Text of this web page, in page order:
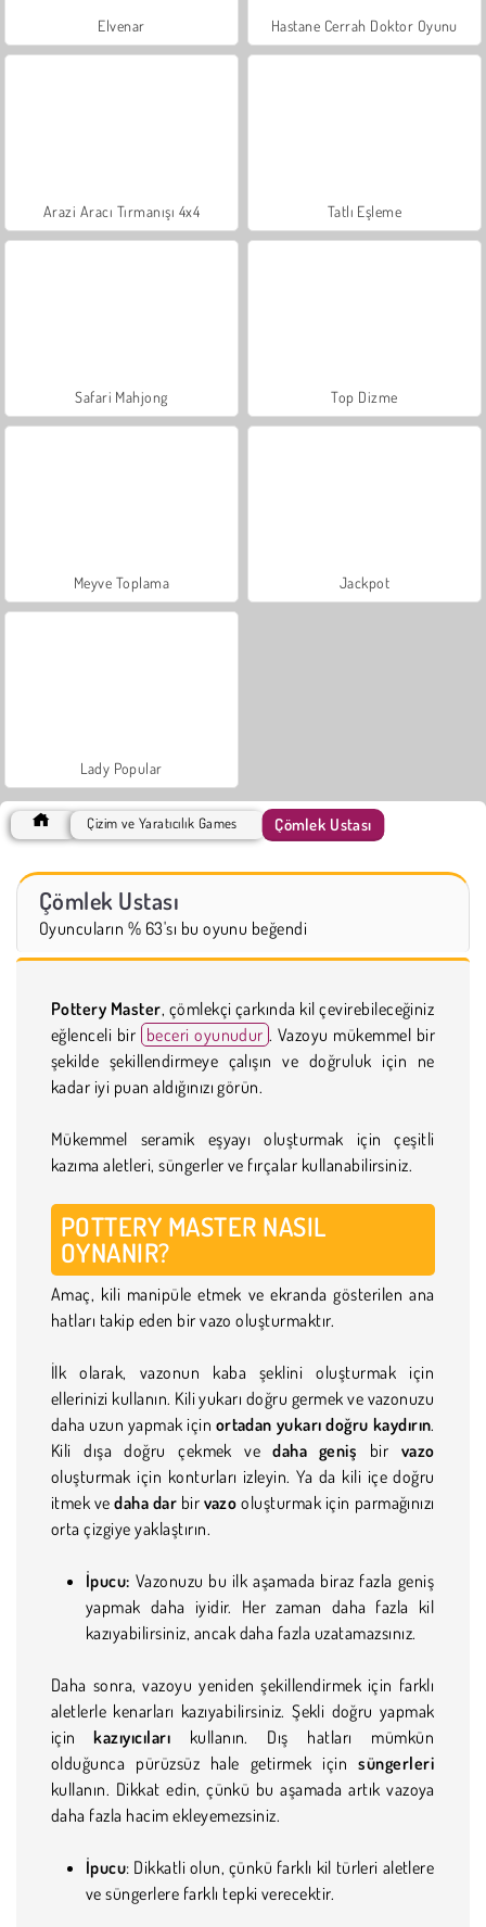
Elvenar Hastane Cerrah Doktor Oyunu
Arazi Aracı Tırmanışı 4x4 Tatlı Eşleme
Safari Mahjong Top Dizme
Meyve Toplama Jackpot
Lady Popular
Çizim ve Yaratıcılık Games Çömlek Ustası
Çömlek Ustası
Oyuncuların % 63'sı bu oyunu beğendi
Pottery Master, çömlekçi çarkında kil çevirebileceğiniz
eğlenceli bir beceri oyunudur . Vazoyu mükemmel bir
şekilde şekillendirmeye çalışın ve doğruluk için ne
kadar iyi puan aldığınızı görün.
Mükemmel seramik eşyayı oluşturmak için çeşitli
kazıma aletleri, süngerler ve fırçalar kullanabilirsiniz.
POTTERY MASTER NASIL
OYNANIR?
Amaç, kili manipüle etmek ve ekranda gösterilen ana
hatları takip eden bir vazo oluşturmaktır.
İlk olarak, vazonun kaba şeklini oluşturmak için
ellerinizi kullanın. Kili yukarı doğru germek ve vazonuzu
daha uzun yapmak için ortadan yukarı doğru kaydırın.
Kili dışa doğru çekmek vedaha geniş bir vazo
oluşturmak için konturları izleyin. Ya da kili içe doğru
itmek vedaha dar bir vazo oluşturmak için parmağınızı
orta çizgiye yaklaştırın.
İpucu: Vazonuzu bu ilk aşamada biraz fazla geniş
yapmak daha iyidir. Her zaman daha fazla kil
kazıyabilirsiniz, ancak daha fazla uzatamazsınız.
Daha sonra, vazoyu yeniden şekillendirmek için farklı
aletlerle kenarları kazıyabilirsiniz. Şekli doğru yapmak
içinkazıyıcıları kullanın. Dış hatları mümkün
olduğunca pürüzsüz hale getirmek içinsüngerleri
kullanın. Dikkat edin, çünkü bu aşamada artık vazoya
daha fazla hacim ekleyemezsiniz.
İpucu: Dikkatli olun, çünkü farklı kil türleri aletlere
ve süngerlere farklı tepki verecektir.